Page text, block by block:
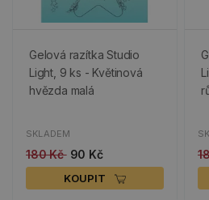
Gelová razítka Studio
Light, 9 ks - Květinová
hvězda malá
SKLADEM
180 Kč 90 Kč
KOUPIT